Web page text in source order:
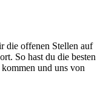
die offenen Stellen auf
So hast du die besten
und uns von